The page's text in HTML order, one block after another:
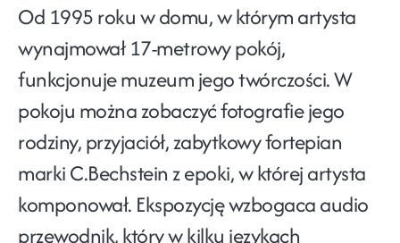
Od 1995 roku w domu, w którym artysta
wynajmował 17-metrowy pokój,
funkcjonuje muzeum jego twórczości. W
pokoju można zobaczyć fotografie jego
rodziny, przyjaciół, zabytkowy fortepian
marki C.Bechstein z epoki, w której artysta
komponował. Ekspozycję wzbogaca audio
przewodnik, który w kilku językach